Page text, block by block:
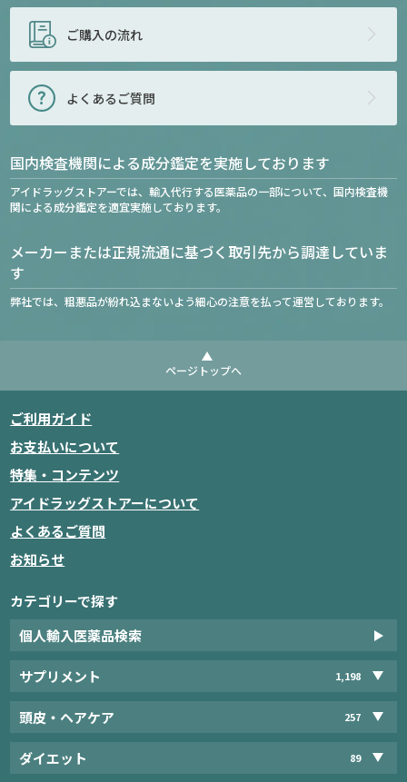
ご購入の流れ
よくあるご質問
国内検査機関による成分鑑定を実施しております
アイドラッグストアーでは、輸入代行する医薬品の一部について、国内検査機
関による成分鑑定を適宜実施しております。
メーカーまたは正規流通に基づく取引先から調達していま
す
弊社では、粗悪品が紛れ込まないよう細心の注意を払って運営しております。
ページトップへ
ご利用ガイド
お支払いについて
特集・コンテンツ
アイドラッグストアーについて
よくあるご質問
お知らせ
カテゴリーで探す
個人輸入医薬品検索
サプリメント 1,198
頭皮・ヘアケア 257
ダイエット 89